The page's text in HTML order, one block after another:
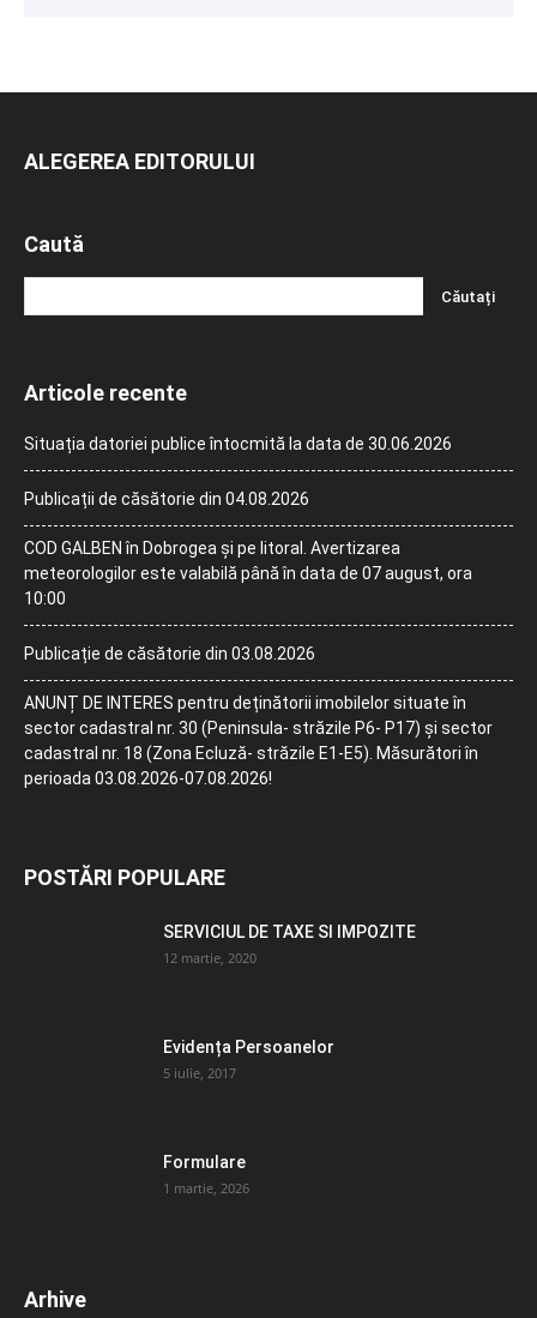
ALEGEREA EDITORULUI
Caută
Articole recente
Situația datoriei publice întocmită la data de 30.06.2026
Publicații de căsătorie din 04.08.2026
COD GALBEN în Dobrogea și pe litoral. Avertizarea
meteorologilor este valabilă până în data de 07 august, ora
10:00
Publicație de căsătorie din 03.08.2026
ANUNȚ DE INTERES pentru deținătorii imobilelor situate în
sector cadastral nr. 30 (Peninsula- străzile P6- P17) și sector
cadastral nr. 18 (Zona Ecluză- străzile E1-E5). Măsurători în
perioada 03.08.2026-07.08.2026!
POSTĂRI POPULARE
SERVICIUL DE TAXE SI IMPOZITE
12 martie, 2020
Evidența Persoanelor
5 iulie, 2017
Formulare
1 martie, 2026
Arhive